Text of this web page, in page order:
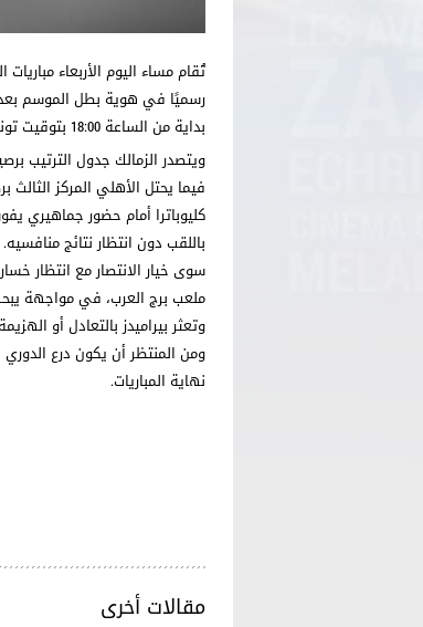
تُقام مساء اليوم الأربعاء
رسميًا في هوية بطل الموسم بعد
بداية من الساعة 18:00 بتوقيت تونس.
سوى خيار الانتصار مع انتظار
ملعب برج العرب، في مواجهة يبحث
وتعثر بيراميدز بالتعادل أو
ومن المنتظر أن يكون درع
نهاية المباريات.
محمد
مقالات أخرى